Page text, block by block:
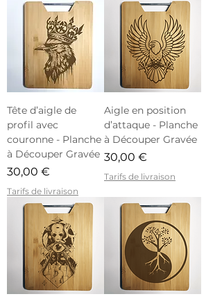
Tête d’aigle de
profil avec
couronne - Planche
à Découper Gravée
Prix
30,00 €
Tarifs de livraison
Aigle en position
d’attaque - Planche
à Découper Gravée
Prix
30,00 €
Tarifs de livraison